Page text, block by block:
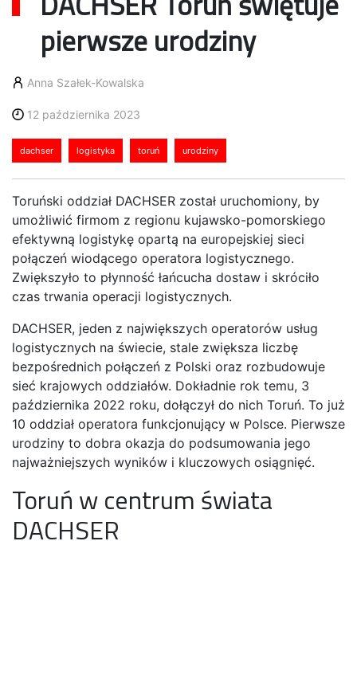
pierwsze urodziny
Anna Szałek-Kowalska
12 października 2023
dachser logistyka toruń urodziny
Toruński oddział DACHSER został uruchomiony, by
umożliwić firmom z regionu kujawsko-pomorskiego
efektywną logistykę opartą na europejskiej sieci
połączeń wiodącego operatora logistycznego.
Zwiększyło to płynność łańcucha dostaw i skróciło
czas trwania operacji logistycznych.
DACHSER, jeden z największych operatorów usług
logistycznych na świecie, stale zwiększa liczbę
bezpośrednich połączeń z Polski oraz rozbudowuje
sieć krajowych oddziałów. Dokładnie rok temu, 3
października 2022 roku, dołączył do nich Toruń. To już
10 oddział operatora funkcjonujący w Polsce. Pierwsze
urodziny to dobra okazja do podsumowania jego
najważniejszych wyników i kluczowych osiągnięć.
Toruń w centrum świata
DACHSER